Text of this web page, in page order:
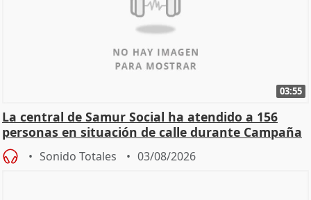
03:55
La central de Samur Social ha atendido a 156
personas en situación de calle durante Campaña
de Calor
Sonido Totales 03/08/2026